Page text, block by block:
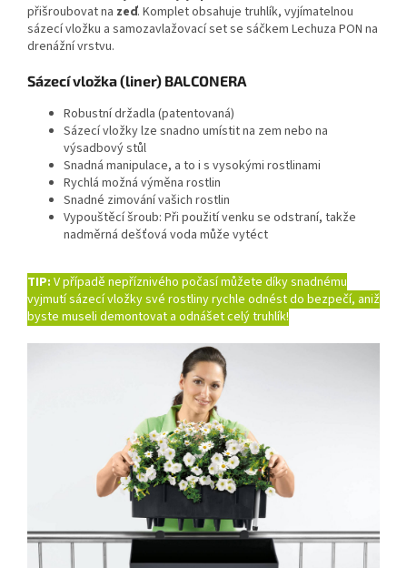
přišroubovat na zeď. Komplet obsahuje truhlík, vyjímatelnou
sázecí vložku a samozavlažovací set se sáčkem Lechuza PON na
drenážní vrstvu.
Sázecí vložka (liner) BALCONERA
Robustní držadla (patentovaná)
Sázecí vložky lze snadno umístit na zem nebo na
výsadbový stůl
Snadná manipulace, a to i s vysokými rostlinami
Rychlá možná výměna rostlin
Snadné zimování vašich rostlin
Vypouštěcí šroub: Při použití venku se odstraní, takže
nadměrná dešťová voda může vytéct
TIP: V případě nepříznivého počasí můžete díky snadnému
vyjmutí sázecí vložky své rostliny rychle odnést do bezpečí, aniž
byste museli demontovat a odnášet celý truhlík!